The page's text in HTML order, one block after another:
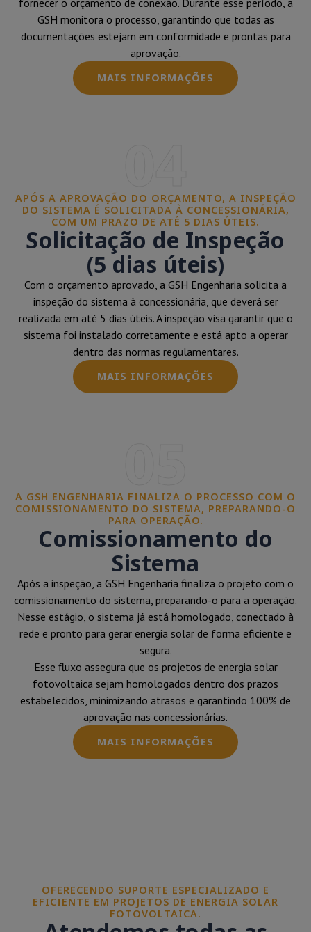
fornecer o orçamento de conexão. Durante esse período, a
GSH monitora o processo, garantindo que todas as
documentações estejam em conformidade e prontas para
aprovação.
MAIS INFORMAÇÕES
APÓS A APROVAÇÃO DO ORÇAMENTO, A INSPEÇÃO
DO SISTEMA É SOLICITADA À CONCESSIONÁRIA,
COM UM PRAZO DE ATÉ 5 DIAS ÚTEIS.
Solicitação de Inspeção
(5 dias úteis)
Com o orçamento aprovado, a GSH Engenharia solicita a
inspeção do sistema à concessionária, que deverá ser
realizada em até 5 dias úteis. A inspeção visa garantir que o
sistema foi instalado corretamente e está apto a operar
dentro das normas regulamentares.
MAIS INFORMAÇÕES
A GSH ENGENHARIA FINALIZA O PROCESSO COM O
COMISSIONAMENTO DO SISTEMA, PREPARANDO-O
PARA OPERAÇÃO.
Comissionamento do
Sistema
Após a inspeção, a GSH Engenharia finaliza o projeto com o
comissionamento do sistema, preparando-o para a operação.
Nesse estágio, o sistema já está homologado, conectado à
rede e pronto para gerar energia solar de forma eficiente e
segura.
Esse fluxo assegura que os projetos de energia solar
fotovoltaica sejam homologados dentro dos prazos
estabelecidos, minimizando atrasos e garantindo 100% de
aprovação nas concessionárias.
MAIS INFORMAÇÕES
OFERECENDO SUPORTE ESPECIALIZADO E
EFICIENTE EM PROJETOS DE ENERGIA SOLAR
FOTOVOLTAICA.